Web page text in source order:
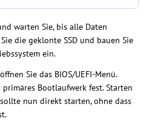
warten Sie, bis alle Daten
die geklonte SSD und bauen Sie
ein.
Sie das BIOS/UEFI-Menü.
primäres Bootlaufwerk fest. Starten
nun direkt starten, ohne dass